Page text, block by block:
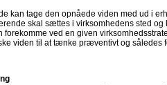
kan tage den opnåede viden med ud i
skal sættes i virksomhedens sted
forekomme ved en given
viden til at tænke præventivt og således